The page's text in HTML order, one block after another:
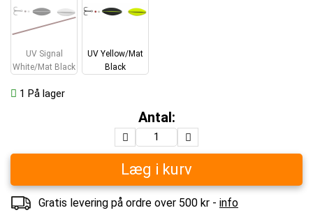
UV Signal
White/Mat Black
UV Yellow/Mat
Black
1 På lager
Antal:
Læg i kurv
Gratis levering på ordre over 500 kr - info